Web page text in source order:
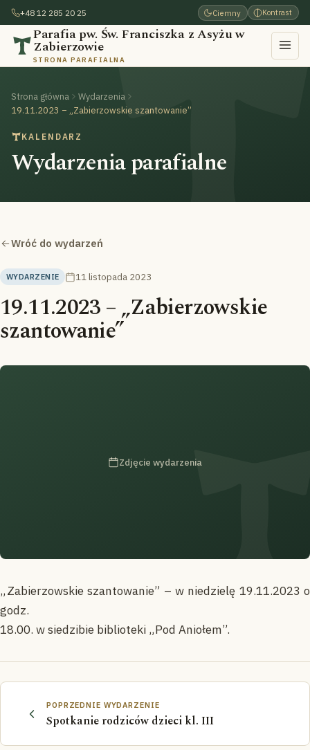
+48 12 285 20 25 Ciemny Kontrast
Parafia pw. Św. Franciszka z Asyżu w
Zabierzowie
STRONA PARAFIALNA
Strona główna
Wydarzenia
19.11.2023 – „Zabierzowskie szantowanie”
KALENDARZ
Wydarzenia parafialne
Wróć do wydarzeń
WYDARZENIE 11 listopada 2023
19.11.2023 – „Zabierzowskie
szantowanie”
Zdjęcie wydarzenia
„Zabierzowskie szantowanie” – w niedzielę 19.11.2023 o
godz.
18.00. w siedzibie biblioteki „Pod Aniołem”.
POPRZEDNIE WYDARZENIE
Spotkanie rodziców dzieci kl. III